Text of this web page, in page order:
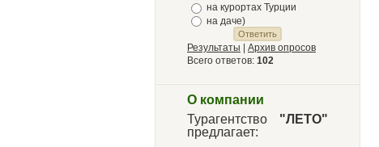
на курортах Турции
на даче)
Результаты
Архив опросов
Всего ответов: 102
О компании
Турагентство "ЛЕТО"
предлагает: